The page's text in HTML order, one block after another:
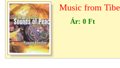
Music from
Ár: 0 Ft